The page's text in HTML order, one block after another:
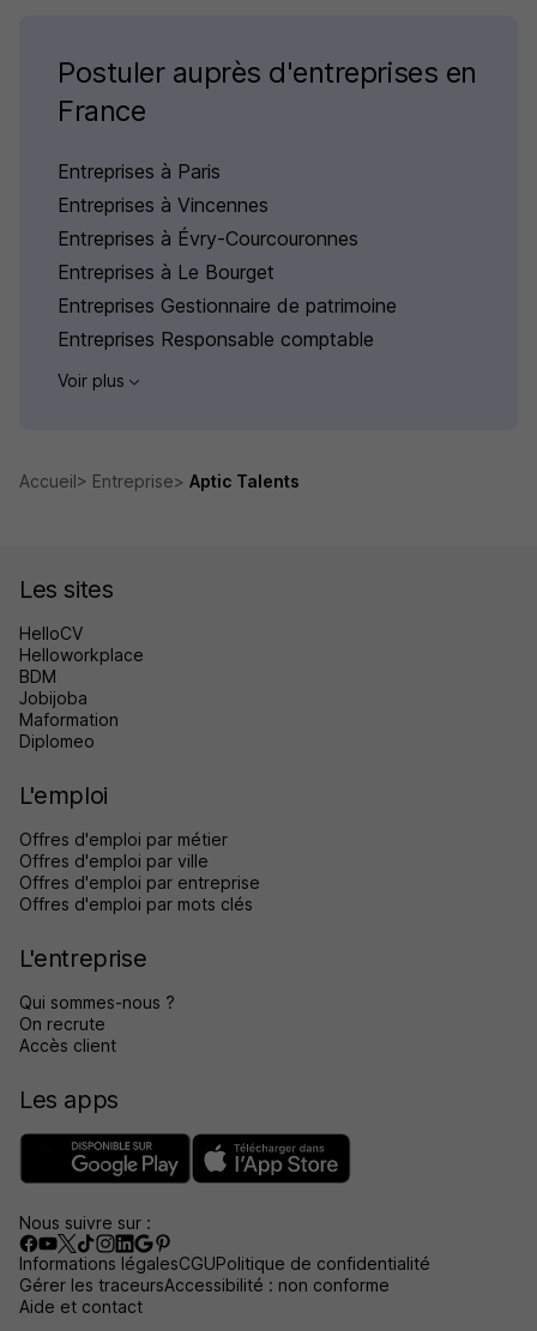
Postuler auprès d'entreprises en
France
Entreprises à Paris
Entreprises à Vincennes
Entreprises à Évry-Courcouronnes
Entreprises à Le Bourget
Entreprises Gestionnaire de patrimoine
Entreprises Responsable comptable
Voir plus
Accueil Entreprise Aptic Talents
Les sites
HelloCV
Helloworkplace
BDM
Jobijoba
Maformation
Diplomeo
L'emploi
Offres d'emploi par métier
Offres d'emploi par ville
Offres d'emploi par entreprise
Offres d'emploi par mots clés
L'entreprise
Qui sommes-nous ?
On recrute
Accès client
Les apps
Nous suivre sur :
Informations légalesCGUPolitique de confidentialité
Gérer les traceursAccessibilité : non conforme
Aide et contact